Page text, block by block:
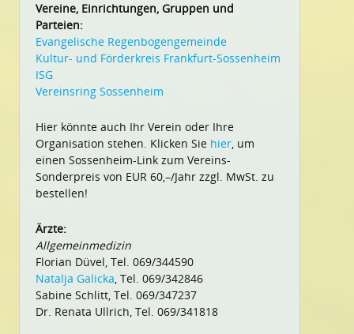
Vereine, Einrichtungen, Gruppen und
Parteien:
Evangelische Regenbogengemeinde
Kultur- und Förderkreis Frankfurt-Sossenheim
ISG
Vereinsring Sossenheim
Hier könnte auch Ihr Verein oder Ihre
Organisation stehen. Klicken Sie hier, um
einen Sossenheim-Link zum Vereins-
Sonderpreis von EUR 60,–/Jahr zzgl. MwSt. zu
bestellen!
Ärzte:
Allgemeinmedizin
Florian Düvel, Tel. 069/344590
Natalja Galicka, Tel. 069/342846
Sabine Schlitt, Tel. 069/347237
Dr. Renata Ullrich, Tel. 069/341818